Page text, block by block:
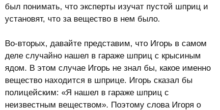
был понимать, что эксперты изучат пустой шприц и
установят, что за вещество в нем было.
Во-вторых, давайте представим, что Игорь в самом
деле случайно нашел в гараже шприц с крысиным
ядом. В этом случае Игорь не знал бы, какое именно
вещество находится в шприце. Игорь сказал бы
полицейским: «Я нашел в гараже шприц с
неизвестным веществом». Поэтому слова Игоря о